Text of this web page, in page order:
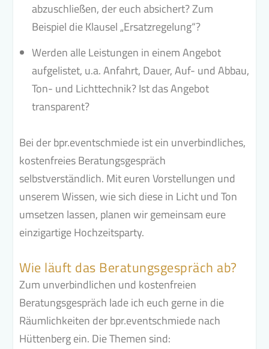
abzuschließen, der euch absichert? Zum
Beispiel die Klausel „Ersatzregelung“?
Werden alle Leistungen in einem Angebot
aufgelistet, u.a. Anfahrt, Dauer, Auf- und Abbau,
Ton- und Lichttechnik? Ist das Angebot
transparent?
Bei der bpr.eventschmiede ist ein unverbindliches,
kostenfreies Beratungsgespräch
selbstverständlich. Mit euren Vorstellungen und
unserem Wissen, wie sich diese in Licht und Ton
umsetzen lassen, planen wir gemeinsam eure
einzigartige Hochzeitsparty.
Wie läuft das Beratungsgespräch ab?
Zum unverbindlichen und kostenfreien
Beratungsgespräch lade ich euch gerne in die
Räumlichkeiten der bpr.eventschmiede nach
Hüttenberg ein. Die Themen sind: